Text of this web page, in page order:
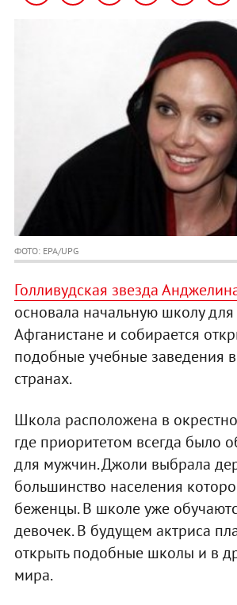
ФОТО: EPA/UPG
Голливудская звезда
основала начальную школу
Афганистане и собирается
подобные учебные заведения
странах.
Школа расположена в
где приоритетом всегда было
для мужчин. Джоли выбрала
большинство населения
беженцы. В школе уже
девочек. В будущем актриса
открыть подобные школы и в
мира.